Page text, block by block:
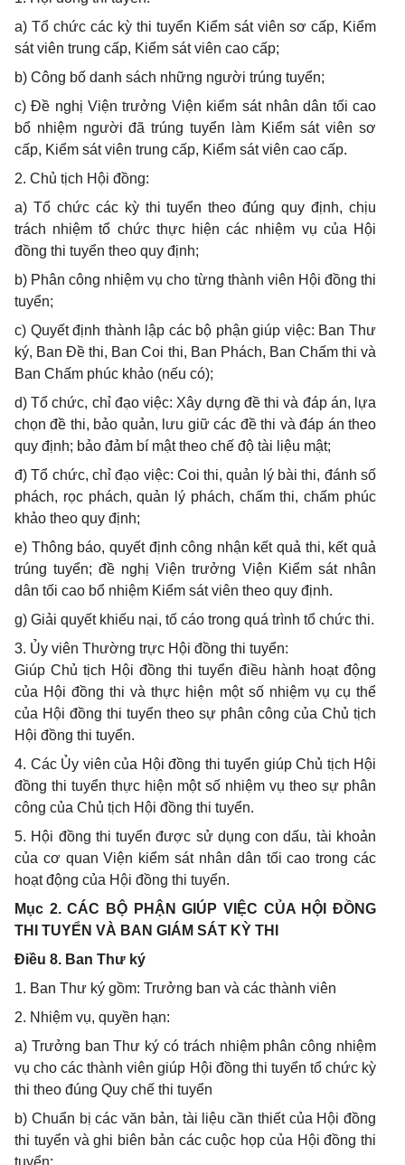
a) Tổ chức các kỳ thi tuyển Kiểm sát viên sơ cấp, Kiểm
sát viên trung cấp, Kiểm sát viên cao cấp;
b) Công bố danh sách những người trúng tuyển;
c) Đề nghị Viện trưởng Viện kiểm sát nhân dân tối cao
bổ nhiệm người đã trúng tuyển làm Kiểm sát viên sơ
cấp, Kiểm sát viên trung cấp, Kiểm sát viên cao cấp.
2. Chủ tịch Hội đồng:
a) Tổ chức các kỳ thi tuyển theo đúng quy định, chịu
trách nhiệm tổ chức thực hiện các nhiệm vụ của Hội
đồng thi tuyển theo quy định;
b) Phân công nhiệm vụ cho từng thành viên Hội đồng thi
tuyển;
c) Quyết định thành lập các bộ phận giúp việc: Ban Thư
ký, Ban Đề thi, Ban Coi thi, Ban Phách, Ban Chấm thi và
Ban Chấm phúc khảo (nếu có);
d) Tổ chức, chỉ đạo việc: Xây dựng đề thi và đáp án, lựa
chọn đề thi, bảo quản, lưu giữ các đề thi và đáp án theo
quy định; bảo đảm bí mật theo chế độ tài liệu mật;
đ) Tổ chức, chỉ đạo việc: Coi thi, quản lý bài thi, đánh số
phách, rọc phách, quản lý phách, chấm thi, chấm phúc
khảo theo quy định;
e) Thông báo, quyết định công nhận kết quả thi, kết quả
trúng tuyển; đề nghị Viện trưởng Viện Kiểm sát nhân
dân tối cao bổ nhiệm Kiểm sát viên theo quy định.
g) Giải quyết khiếu nại, tố cáo trong quá trình tổ chức thi.
3. Ủy viên Thường trực Hội đồng thi tuyển:
Giúp Chủ tịch Hội đồng thi tuyển điều hành hoạt động
của Hội đồng thi và thực hiện một số nhiệm vụ cụ thể
của Hội đồng thi tuyển theo sự phân công của Chủ tịch
Hội đồng thi tuyển.
4. Các Ủy viên của Hội đồng thi tuyển giúp Chủ tịch Hội
đồng thi tuyển thực hiện một số nhiệm vụ theo sự phân
công của Chủ tịch Hội đồng thi tuyển.
5. Hội đồng thi tuyển được sử dụng con dấu, tài khoản
của cơ quan Viện kiểm sát nhân dân tối cao trong các
hoạt động của Hội đồng thi tuyển.
Mục 2. CÁC BỘ PHẬN GIÚP VIỆC CỦA HỘI ĐỒNG
THI TUYỂN VÀ BAN GIÁM SÁT KỲ THI
Điều 8. Ban Thư ký
1. Ban Thư ký gồm: Trưởng ban và các thành viên
2. Nhiệm vụ, quyền hạn:
a) Trưởng ban Thư ký có trách nhiệm phân công nhiệm
vụ cho các thành viên giúp Hội đồng thi tuyển tổ chức kỳ
thi theo đúng Quy chế thi tuyển
b) Chuẩn bị các văn bản, tài liệu cần thiết của Hội đồng
thi tuyển và ghi biên bản các cuộc họp của Hội đồng thi
tuyển;